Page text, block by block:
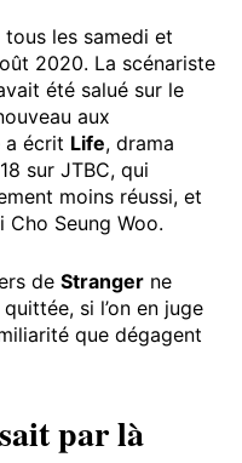
les samedi et
2020. La scénariste
été salué sur le
aux
a écrit Life, drama
sur JTBC, qui
moins réussi, et
Seung Woo.
de Stranger ne
si l’on en juge
que dégagent
par là